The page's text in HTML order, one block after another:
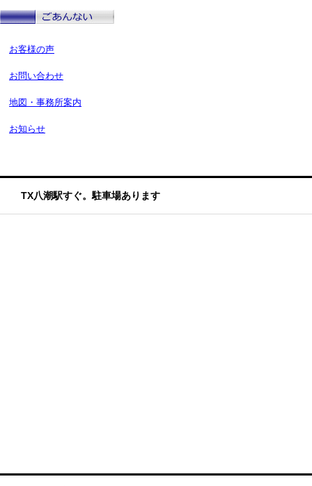
お客様の声
お問い合わせ
地図・事務所案内
お知らせ
TX八潮駅すぐ。駐車場あります